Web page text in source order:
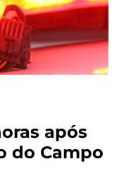
após
do Campo